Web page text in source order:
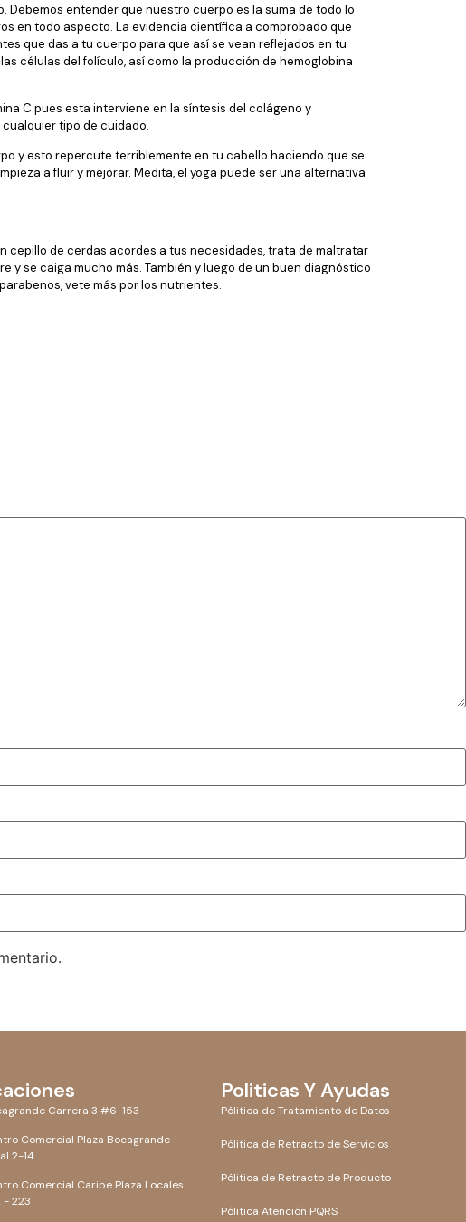
Debemos entender que nuestro cuerpo es la suma de todo lo
en todo aspecto. La evidencia científica a comprobado que
que das a tu cuerpo para que así se vean reflejados en tu
células del folículo, así como la producción de hemoglobina
C pues esta interviene en la síntesis del colágeno y
tipo de cuidado.
y esto repercute terriblemente en tu cabello haciendo que se
a fluir y mejorar. Medita, el yoga puede ser una alternativa
cepillo de cerdas acordes a tus necesidades, trata de maltratar
y se caiga mucho más. También y luego de un buen diagnóstico
vete más por los nutrientes.
Carrera 3 #6-153
Comercial Plaza Bocagrande
2-14
Comercial Caribe Plaza Locales
- 223
Politicas Y Ayudas
Pólitica de Tratamiento de Datos
Pólitica de Retracto de Servicios
Pólitica de Retracto de Producto
Pólitica Atención PQRS